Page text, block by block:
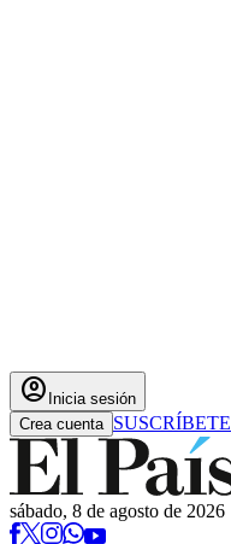
account_circle Inicia sesión
Crea cuenta SUSCRÍBETE
sábado, 8 de agosto de 2026